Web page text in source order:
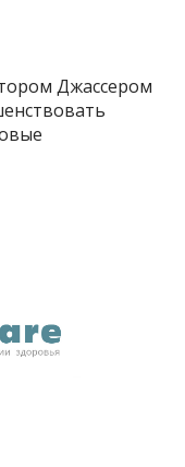
Джассером